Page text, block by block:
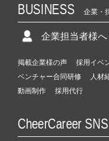
BUSINESS 企業・
企業担当者様へ
掲載企業様の声 採用イベ
ベンチャー合同研修
人材
動画制作
採用代行
CheerCareer SNS